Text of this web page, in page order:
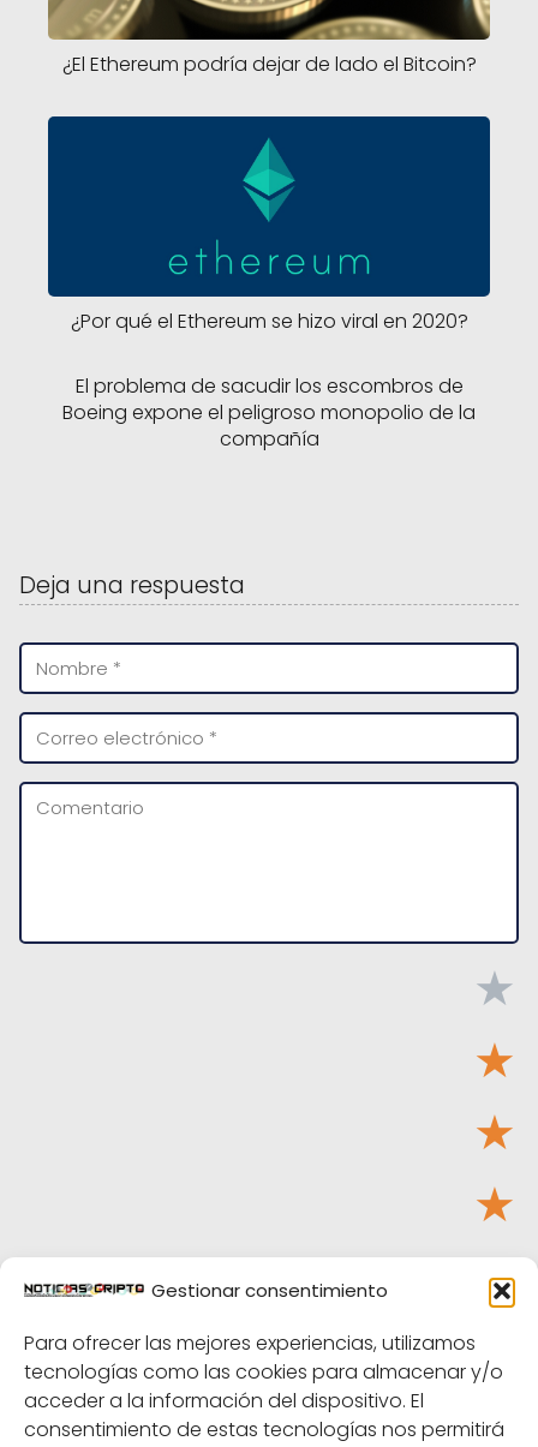
Gestionar consentimiento
Para ofrecer las mejores experiencias, utilizamos
tecnologías como las cookies para almacenar y/o
acceder a la información del dispositivo. El
consentimiento de estas tecnologías nos permitirá
¿El Ethereum podría dejar de lado el Bitcoin?
¿Por qué el Ethereum se hizo viral en 2020?
El problema de sacudir los escombros de
Boeing expone el peligroso monopolio de la
compañía
Deja una respuesta
★
★
★
★
★